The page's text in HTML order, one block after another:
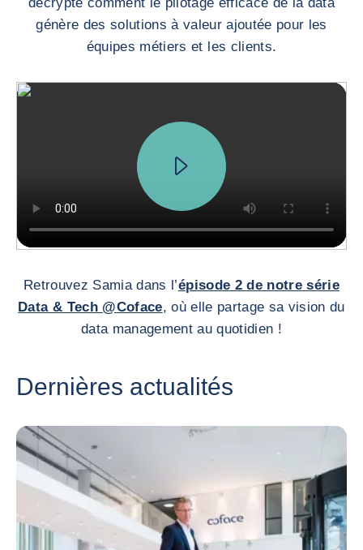
génère des solutions à valeur ajoutée pour les
équipes métiers et les clients.
Retrouvez Samia dans l’épisode 2 de notre série
Data & Tech @Coface, où elle partage sa vision du
data management au quotidien !
Dernières actualités